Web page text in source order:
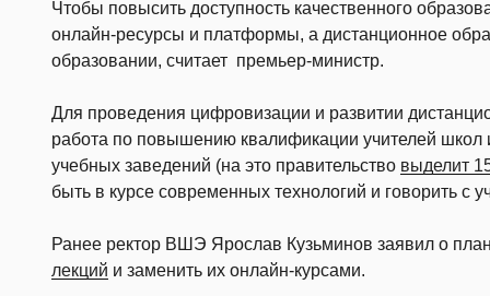
Чтобы повысить доступность качественного
онлайн-ресурсы и платформы, а дистанционное
образовании, считает премьер-министр.
Для проведения цифровизации и развитии
работа по повышению квалификации учителей
учебных заведений (на это правительство выделит
быть в курсе современных технологий и говорить с
Ранее ректор ВШЭ Ярослав Кузьминов заявил о
лекций и заменить их онлайн-курсами.